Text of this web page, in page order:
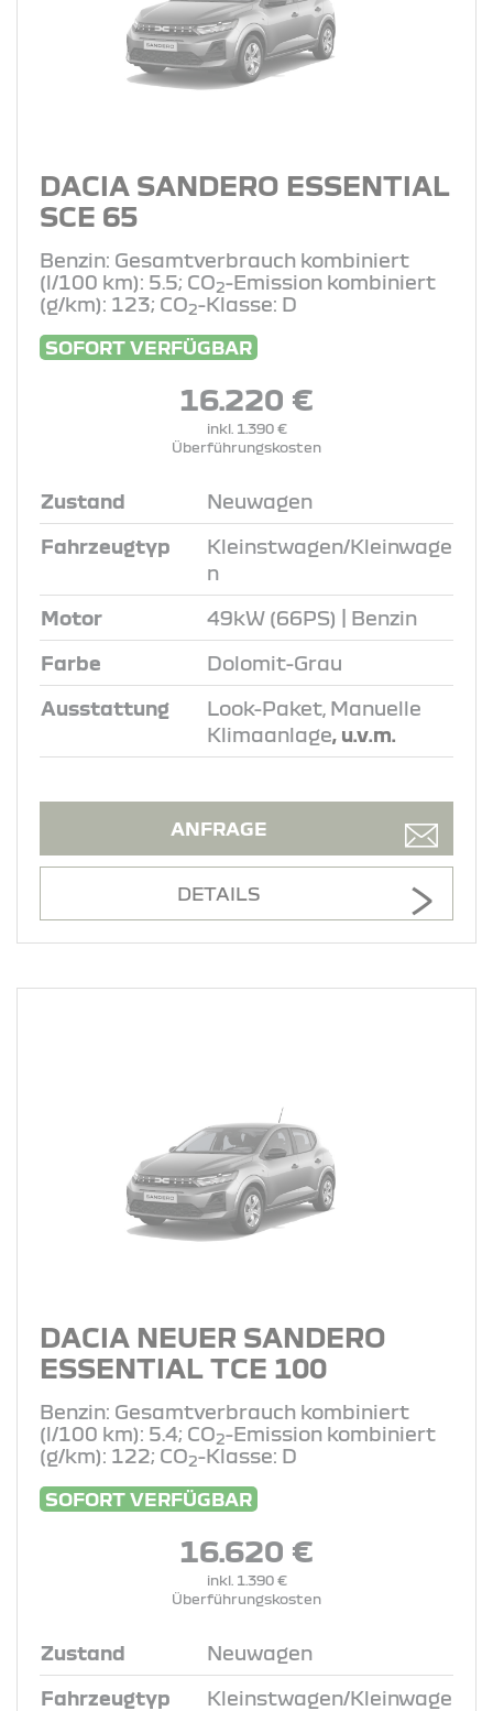
DACIA SANDERO ESSENTIAL
SCE 65
Benzin: Gesamtverbrauch kombiniert
(l/100 km): 5.5; CO2-Emission kombiniert
(g/km): 123; CO2-Klasse: D
SOFORT VERFÜGBAR
16.220 €
inkl. 1.390 €
Überführungskosten
Zustand Neuwagen
Fahrzeugtyp
Kleinstwagen/Kleinwage
n
Motor 49kW (66PS) | Benzin
Farbe Dolomit-Grau
Ausstattung
Look-Paket, Manuelle
Klimaanlage, u.v.m.
ANFRAGE
DETAILS
DACIA NEUER SANDERO
ESSENTIAL TCE 100
Benzin: Gesamtverbrauch kombiniert
(l/100 km): 5.4; CO2-Emission kombiniert
(g/km): 122; CO2-Klasse: D
SOFORT VERFÜGBAR
16.620 €
inkl. 1.390 €
Überführungskosten
Zustand Neuwagen
Fahrzeugtyp
Kleinstwagen/Kleinwage